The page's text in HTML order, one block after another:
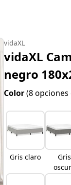
vidaXL
vidaXL
negro
Color(8
Gris claro
Gris